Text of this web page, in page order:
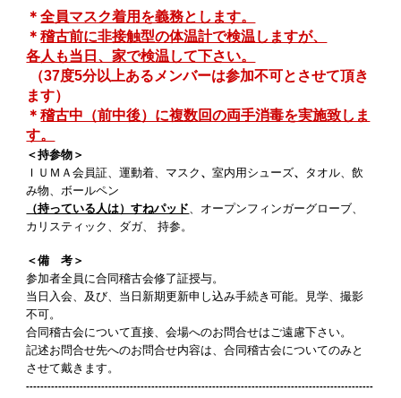
＊全員マスク着用を義務とします。
＊稽古前に非接触型の体温計で検温しますが、
各人も当日、家で検温して下さい。
（37度5分以上あるメンバーは参加不可とさせて頂き
ます）
＊稽古中（前中後）に複数回の両手消毒を実施致しま
す。
＜持参物＞
ＩＵＭＡ会員証、運動着、マスク 、室内用シューズ、 タオル、飲
み物、ボールペン
（持っている人は）すねパッド、オープンフィンガーグローブ、
カリスティック、ダガ、 持参。
＜備 考＞
参加者全員に合同稽古会修了証授与。
当日入会、及び、当日新期更新申し込み手続き可能。見学、撮影
不可。
合同稽古会について直接、会場へのお問合せはご遠慮下さい。
記述お問合せ先へのお問合せ内容は、合同稽古会についてのみと
させて戴きます。
-------------------------------------------------------------------------------------------------